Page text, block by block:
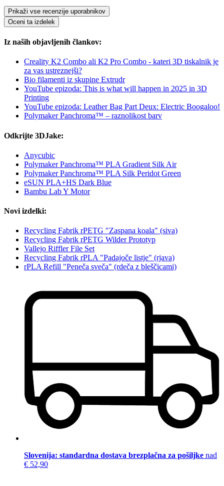
Prikaži vse recenzije uporabnikov
Oceni ta izdelek
Iz naših objavljenih člankov:
Creality K2 Combo ali K2 Pro Combo - kateri 3D tiskalnik je
za vas ustreznejši?
Bio filamenti iz skupine Extrudr
YouTube epizoda: This is what will happen in 2025 in 3D
Printing
YouTube epizoda: Leather Bag Part Deux: Electric Boogaloo!
Polymaker Panchroma™ – raznolikost barv
Odkrijte 3DJake:
Anycubic
Polymaker Panchroma™ PLA Gradient Silk Air
Polymaker Panchroma™ PLA Silk Peridot Green
eSUN PLA+HS Dark Blue
Bambu Lab Y Motor
Novi izdelki:
Recycling Fabrik rPETG "Zaspana koala" (siva)
Recycling Fabrik rPETG Wilder Prototyp
Vallejo Riffler File Set
Recycling Fabrik rPLA "Padajoče listje" (rjava)
rPLA Refill "Peneča sveča" (rdeča z bleščicami)
Slovenija: standardna dostava brezplačna za pošiljke nad
€ 52,90